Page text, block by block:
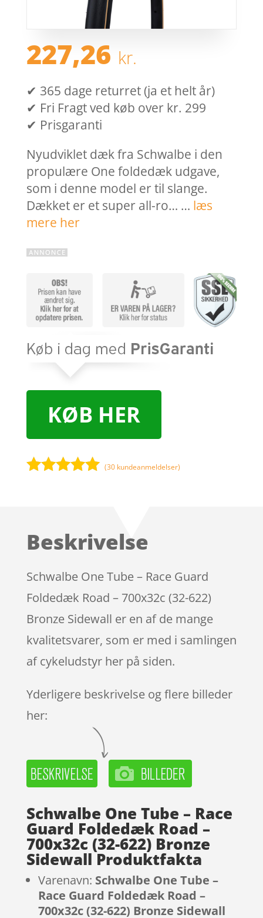
227,26 kr.
✔ 365 dage returret (ja et helt år)
✔ Fri Fragt ved køb over kr. 299
✔ Prisgaranti
Nyudviklet dæk fra Schwalbe i den
propulære One foldedæk udgave,
som i denne model er til slange.
Dækket er et super all-ro… … læs
mere her
KØB HER
kundebedøm
(30 kundeanmeldelser)
Beskrivelse
Schwalbe One Tube – Race Guard
Foldedæk Road – 700x32c (32-622)
Bronze Sidewall er en af de mange
kvalitetsvarer, som er med i samlingen
af cykeludstyr her på siden.
Yderligere beskrivelse og flere billeder
her:
Schwalbe One Tube – Race
Guard Foldedæk Road –
700x32c (32-622) Bronze
Sidewall Produktfakta
Varenavn: Schwalbe One Tube –
Race Guard Foldedæk Road –
700x32c (32-622) Bronze Sidewall